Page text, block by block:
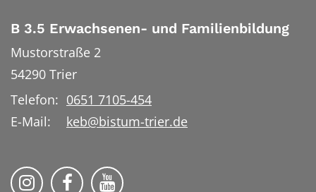
B 3.5 Erwachsenen- und Familienbildung
Mustorstraße 2
54290 Trier
Telefon: 0651 7105-454
E-Mail:
keb@bistum-trier.de
KEB Bildung Leben auf Instagram
KEB Bildung Leben auf Facebook
KEB Bildung Leben auf